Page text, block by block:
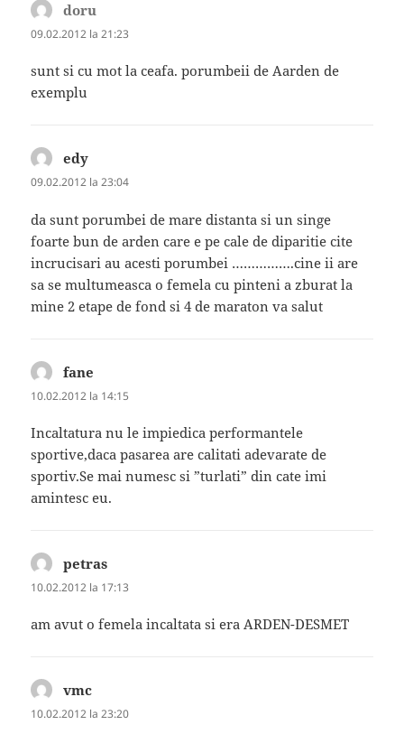
doru
09.02.2012 la 21:23
sunt si cu mot la ceafa. porumbeii de Aarden de
exemplu
edy
09.02.2012 la 23:04
da sunt porumbei de mare distanta si un singe
foarte bun de arden care e pe cale de diparitie cite
incrucisari au acesti porumbei …………….cine ii are
sa se multumeasca o femela cu pinteni a zburat la
mine 2 etape de fond si 4 de maraton va salut
fane
10.02.2012 la 14:15
Incaltatura nu le impiedica performantele
sportive,daca pasarea are calitati adevarate de
sportiv.Se mai numesc si ”turlati” din cate imi
amintesc eu.
petras
10.02.2012 la 17:13
am avut o femela incaltata si era ARDEN-DESMET
vmc
10.02.2012 la 23:20